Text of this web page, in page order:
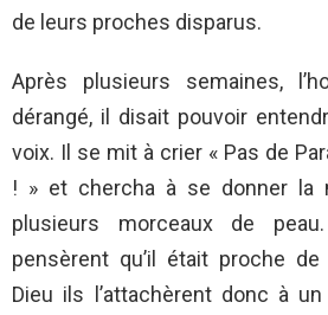
de leurs proches disparus.
Après plusieurs semaines,
dérangé, il disait pouvoir
voix. Il se mit à crier « Pas de
! » et chercha à se donner la
plusieurs morceaux de
pensèrent qu’il était proche
Dieu ils l’attachèrent donc à